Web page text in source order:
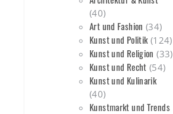
(40)
Art und Fashion (34)
Kunst und Politik(124)
Kunst und Religion (33)
Kunst und Recht (54)
Kunst und Kulinarik
(40)
Kunstmarkt und Trends